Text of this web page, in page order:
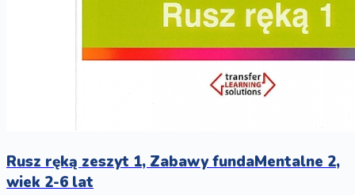
Rusz ręką zeszyt 1, Zabawy fundaMentalne 2,
wiek 2-6 lat